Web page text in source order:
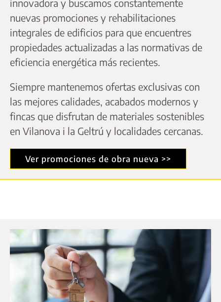
innovadora y buscamos constantemente
nuevas promociones y rehabilitaciones
integrales de edificios para que encuentres
propiedades actualizadas a las normativas de
eficiencia energética más recientes.
Siempre mantenemos ofertas exclusivas con
las mejores calidades, acabados modernos y
fincas que disfrutan de materiales sostenibles
en Vilanova i la Geltrú y localidades cercanas.
Ver promociones de obra nueva >>